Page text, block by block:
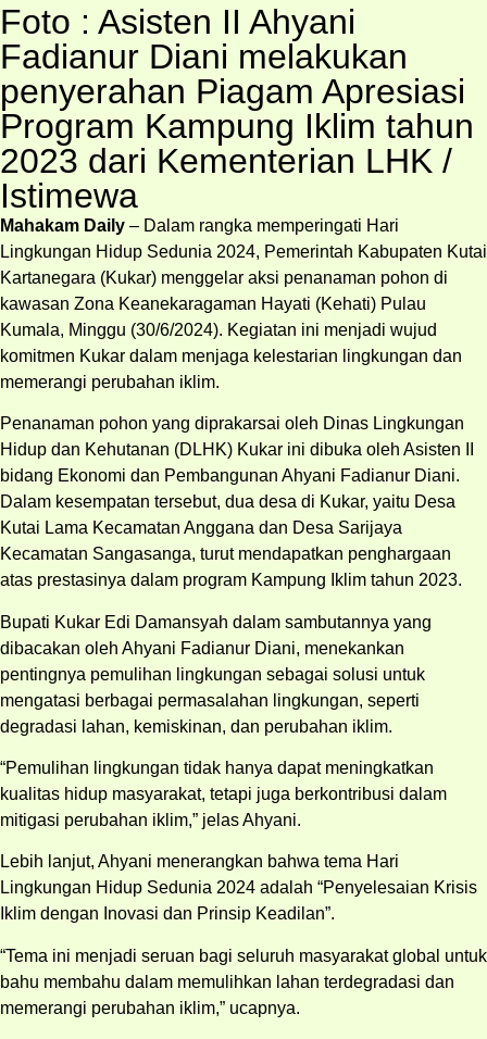
Foto : Asisten II Ahyani
Fadianur Diani melakukan
penyerahan Piagam Apresiasi
Program Kampung Iklim tahun
2023 dari Kementerian LHK /
Istimewa
Mahakam Daily – Dalam rangka memperingati Hari
Lingkungan Hidup Sedunia 2024, Pemerintah Kabupaten Kutai
Kartanegara (Kukar) menggelar aksi penanaman pohon di
kawasan Zona Keanekaragaman Hayati (Kehati) Pulau
Kumala, Minggu (30/6/2024). Kegiatan ini menjadi wujud
komitmen Kukar dalam menjaga kelestarian lingkungan dan
memerangi perubahan iklim.
Penanaman pohon yang diprakarsai oleh Dinas Lingkungan
Hidup dan Kehutanan (DLHK) Kukar ini dibuka oleh Asisten II
bidang Ekonomi dan Pembangunan Ahyani Fadianur Diani.
Dalam kesempatan tersebut, dua desa di Kukar, yaitu Desa
Kutai Lama Kecamatan Anggana dan Desa Sarijaya
Kecamatan Sangasanga, turut mendapatkan penghargaan
atas prestasinya dalam program Kampung Iklim tahun 2023.
Bupati Kukar Edi Damansyah dalam sambutannya yang
dibacakan oleh Ahyani Fadianur Diani, menekankan
pentingnya pemulihan lingkungan sebagai solusi untuk
mengatasi berbagai permasalahan lingkungan, seperti
degradasi lahan, kemiskinan, dan perubahan iklim.
“Pemulihan lingkungan tidak hanya dapat meningkatkan
kualitas hidup masyarakat, tetapi juga berkontribusi dalam
mitigasi perubahan iklim,” jelas Ahyani.
Lebih lanjut, Ahyani menerangkan bahwa tema Hari
Lingkungan Hidup Sedunia 2024 adalah “Penyelesaian Krisis
Iklim dengan Inovasi dan Prinsip Keadilan”.
“Tema ini menjadi seruan bagi seluruh masyarakat global untuk
bahu membahu dalam memulihkan lahan terdegradasi dan
memerangi perubahan iklim,” ucapnya.